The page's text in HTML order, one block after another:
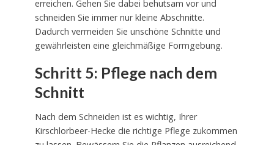
erreichen. Gehen Sie dabei behutsam vor und
schneiden Sie immer nur kleine Abschnitte.
Dadurch vermeiden Sie unschöne Schnitte und
gewährleisten eine gleichmäßige Formgebung.
Schritt 5: Pflege nach dem
Schnitt
Nach dem Schneiden ist es wichtig, Ihrer
Kirschlorbeer-Hecke die richtige Pflege zukommen